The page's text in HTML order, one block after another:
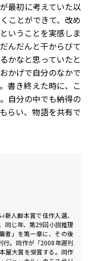
最初に考えていた以
ことができて、改め
いうことを実感しま
んだんと干からびて
かなと思っていたと
かげで自分のなかで
書き終えた時に、こ
自分の中でも納得の
らい、物語を共有で
人脚本賞で佳作入選、
同じ年、第29回小説推理
者」を第一章に、その後
行。同作が「2008年週刊
屋大賞を受賞する。同作